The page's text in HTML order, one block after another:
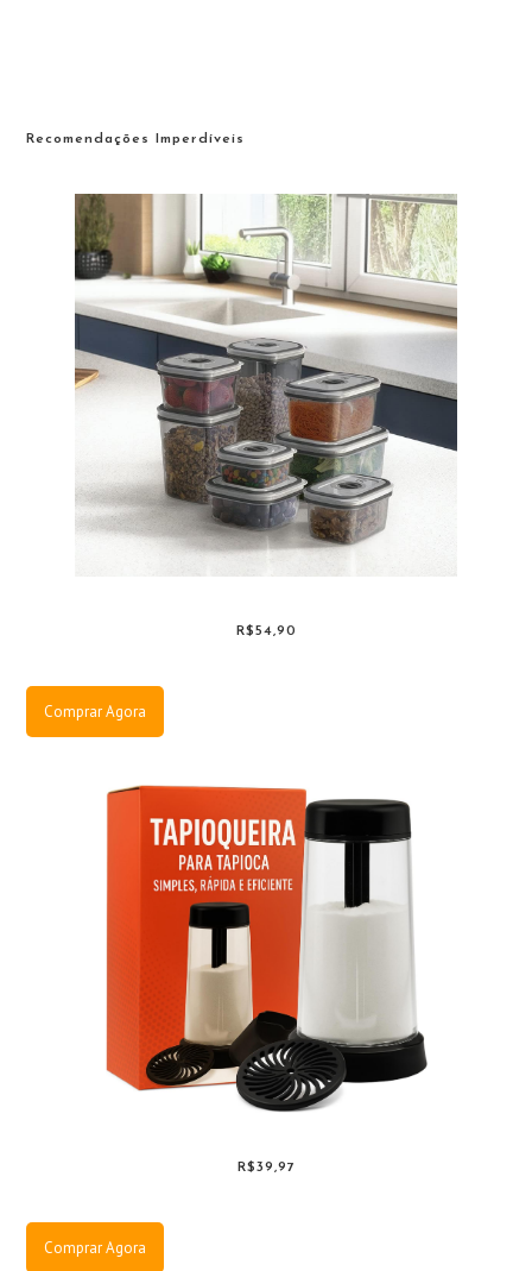
Recomendações Imperdíveis
R$54,90
Comprar Agora
R$39,97
Comprar Agora